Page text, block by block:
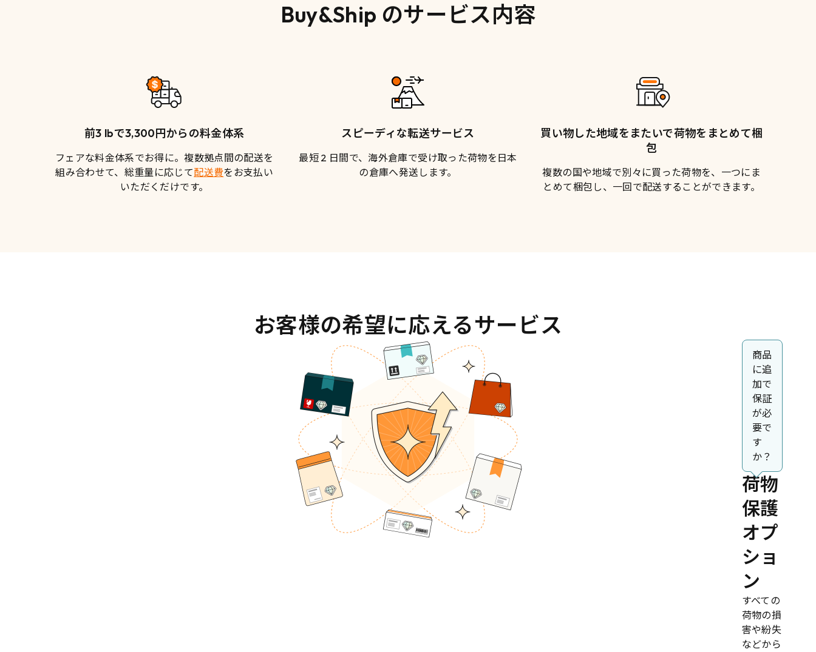
Buy&Ship のサービス内容
前3 lbで3,300円からの料金体系
フェアな料金体系でお得に。複数拠点間の配送を
組み合わせて、総重量に応じて配送費をお支払い
いただくだけです。
スピーディな転送サービス
最短 2 日間で、海外倉庫で受け取った荷物を日本
の倉庫へ発送します。
買い物した地域をまたいで荷物をまとめて梱
包
複数の国や地域で別々に買った荷物を、一つにま
とめて梱包し、一回で配送することができます。
お客様の希望に応えるサービス
商品
に追
加で
保証
が必
要で
す
か？
荷物
保護
オプ
ショ
ン
すべての
荷物の損
害や紛失
などから